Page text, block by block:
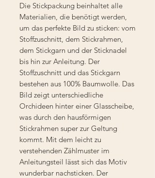
Die Stickpackung beinhaltet alle
Materialien, die benötigt werden,
um das perfekte Bild zu sticken: vom
Stoffzuschnitt, dem Stickrahmen,
dem Stickgarn und der Sticknadel
bis hin zur Anleitung. Der
Stoffzuschnitt und das Stickgarn
bestehen aus 100% Baumwolle. Das
Bild zeigt unterschiedliche
Orchideen hinter einer Glasscheibe,
was durch den hausförmigen
Stickrahmen super zur Geltung
kommt. Mit dem leicht zu
verstehenden Zählmuster im
Anleitungsteil lässt sich das Motiv
wunderbar nachsticken. Der